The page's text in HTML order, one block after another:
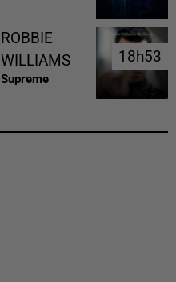
ROBBIE
WILLIAMS
Supreme
18h53
18h53